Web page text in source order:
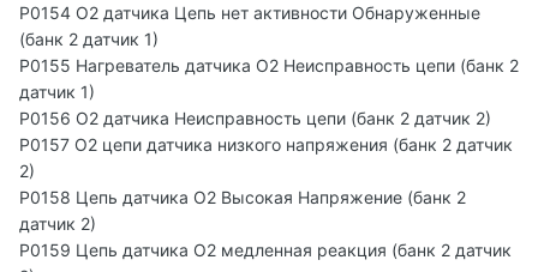
P0154 O2 датчика Цепь нет активности Обнаруженные
(банк 2 датчик 1)
P0155 Нагреватель датчика O2 Неисправность цепи (банк 2
датчик 1)
P0156 O2 датчика Неисправность цепи (банк 2 датчик 2)
P0157 O2 цепи датчика низкого напряжения (банк 2 датчик
2)
P0158 Цепь датчика O2 Высокая Напряжение (банк 2
датчик 2)
P0159 Цепь датчика O2 медленная реакция (банк 2 датчик